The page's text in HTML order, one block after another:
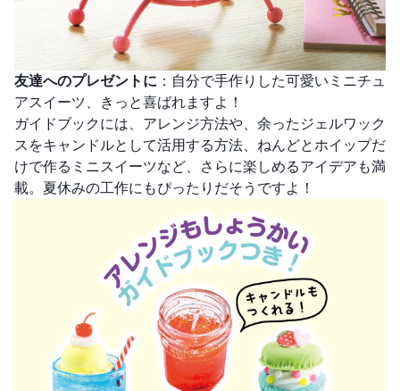
友達へのプレゼントに ：自分で手作りした可愛いミニチュ
アスイーツ、きっと喜ばれますよ！
ガイドブックには、アレンジ方法や、余ったジェルワック
スをキャンドルとして活用する方法、ねんどとホイップだ
けで作るミニスイーツなど、さらに楽しめるアイデアも満
載。夏休みの工作にもぴったりだそうですよ！